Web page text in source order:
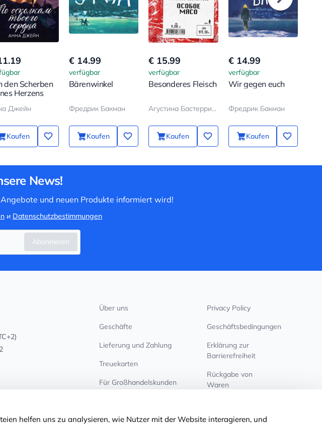
den Scherben
Herzens
Джейн
Kaufen
€ 14.99
verfügbar
Bärenwinkel
Фредрик Бакман
Kaufen
€ 15.99
verfügbar
Besonderes Fleisch
Агустина Бастеррика
Kaufen
€ 14.99
verfügbar
Wir gegen euch
Фредрик Бакман
Kaufen
News!
und neuen Produkte informiert wird!
и Datenschutzbestimmungen
Abonnieren
Über uns
Geschäfte
Lieferung und Zahlung
Treuekarten
Für Großhandelskunden
Privacy Policy
Geschäftsbedingungen
Erklärung zur
Barrierefreiheit
Rückgabe von
Waren
helfen uns zu analysieren, wie Nutzer mit der Website interagieren, und